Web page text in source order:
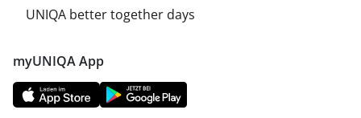
myUNIQA App
UNIQA better together days